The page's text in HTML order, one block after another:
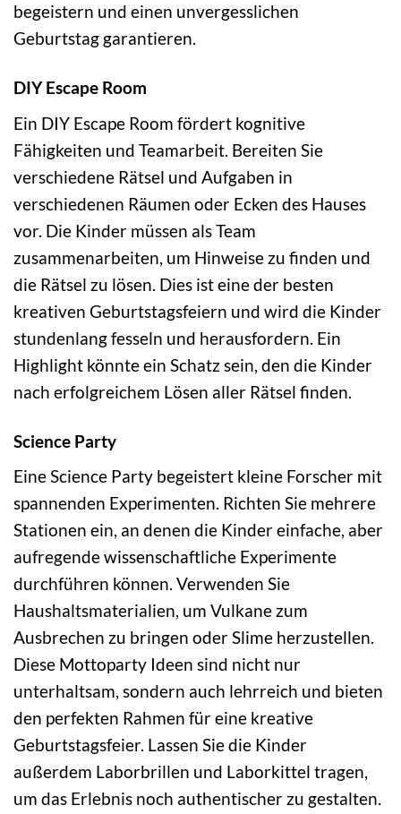
begeistern und einen unvergesslichen
Geburtstag garantieren.
DIY Escape Room
Ein DIY Escape Room fördert kognitive
Fähigkeiten und Teamarbeit. Bereiten Sie
verschiedene Rätsel und Aufgaben in
verschiedenen Räumen oder Ecken des Hauses
vor. Die Kinder müssen als Team
zusammenarbeiten, um Hinweise zu finden und
die Rätsel zu lösen. Dies ist eine der besten
kreativen Geburtstagsfeiern und wird die Kinder
stundenlang fesseln und herausfordern. Ein
Highlight könnte ein Schatz sein, den die Kinder
nach erfolgreichem Lösen aller Rätsel finden.
Science Party
Eine Science Party begeistert kleine Forscher mit
spannenden Experimenten. Richten Sie mehrere
Stationen ein, an denen die Kinder einfache, aber
aufregende wissenschaftliche Experimente
durchführen können. Verwenden Sie
Haushaltsmaterialien, um Vulkane zum
Ausbrechen zu bringen oder Slime herzustellen.
Diese Mottoparty Ideen sind nicht nur
unterhaltsam, sondern auch lehrreich und bieten
den perfekten Rahmen für eine kreative
Geburtstagsfeier. Lassen Sie die Kinder
außerdem Laborbrillen und Laborkittel tragen,
um das Erlebnis noch authentischer zu gestalten.